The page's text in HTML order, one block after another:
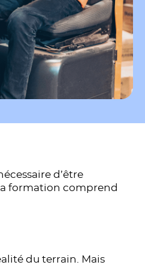
d’être
formation comprend
du terrain. Mais